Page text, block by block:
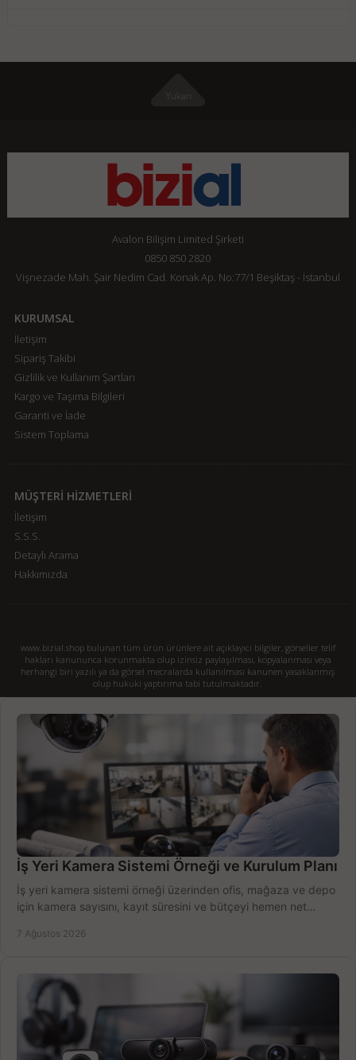
Avalon Bilişim Limited Şirketi
0850 850 2820
Vişnezade Mah. Şair Nedim Cad. Konak Ap. No:77/1 Beşiktaş - İstanbul
KURUMSAL
İletişim
Sipariş Takibi
Gizlilik ve Kullanım Şartları
Kargo ve Taşıma Bilgileri
Garanti ve İade
Sistem Toplama
MÜŞTERİ HİZMETLERİ
İletişim
S.S.S.
Detaylı Arama
Hakkımızda
www.bizial.shop bulunan tüm ürün ürünlere ait açıklayıcı bilgiler, görseller telif
hakları kanununca korunmakta olup izinsiz paylaşılması, kopyalanması veya
herhangi biri yazılı ya da görsel mecralarda kullanılması kanunen yasaklanmış
olup hukuki yaptırıma tabi tutulmaktadır.
İş Yeri Kamera Sistemi Örneği ve Kurulum Planı
İş yeri kamera sistemi örneği üzerinden ofis, mağaza ve depo
için kamera sayısını, kayıt süresini ve bütçeyi hemen net
7 Ağustos 2026